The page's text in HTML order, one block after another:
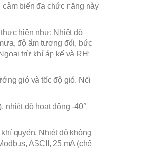
biến đa chức năng này
hiện như: Nhiệt độ
độ ẩm tương đối, bức
trừ khí áp kế và RH:
gió và tốc độ gió. Nối
nhiệt độ hoạt động -40°
quyển. Nhiệt độ không
ASCII, 25 mA (chế